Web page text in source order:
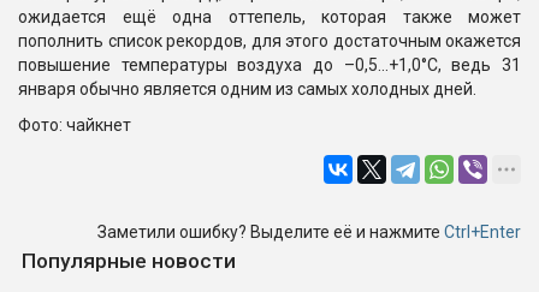
ожидается ещё одна оттепель, которая также может
пополнить список рекордов, для этого достаточным окажется
повышение температуры воздуха до –0,5...+1,0°С, ведь 31
января обычно является одним из самых холодных дней.
Фото: чайкнет
Заметили ошибку? Выделите её и нажмите Ctrl+Enter
Популярные новости